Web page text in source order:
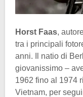
Horst Faas,
tra i principali
anni. Il natio di
giovanissimo –
1962 fino al 1974
Vietnam, per